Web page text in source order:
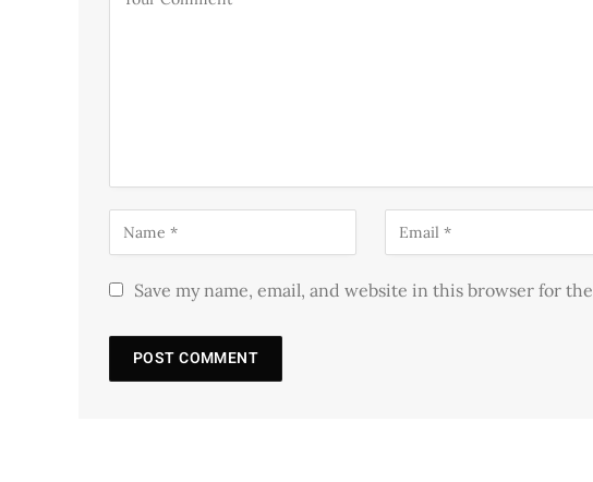
Save my name, email, and website in this browser for